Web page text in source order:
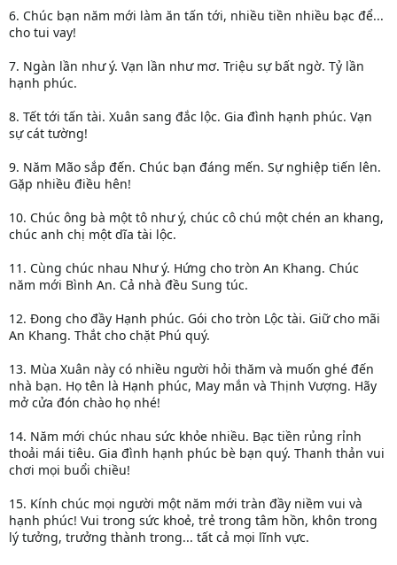
6. Chúc bạn năm mới làm ăn tấn tới, nhiều tiền nhiều bạc để...
cho tui vay!
7. Ngàn lần như ý. Vạn lần như mơ. Triệu sự bất ngờ. Tỷ lần
hạnh phúc.
8. Tết tới tấn tài. Xuân sang đắc lộc. Gia đình hạnh phúc. Vạn
sự cát tường!
9. Năm Mão sắp đến. Chúc bạn đáng mến. Sự nghiệp tiến lên.
Gặp nhiều điều hên!
10. Chúc ông bà một tô như ý, chúc cô chú một chén an khang,
chúc anh chị một dĩa tài lộc.
11. Cùng chúc nhau Như ý. Hứng cho tròn An Khang. Chúc
năm mới Bình An. Cả nhà đều Sung túc.
12. Đong cho đầy Hạnh phúc. Gói cho tròn Lộc tài. Giữ cho mãi
An Khang. Thắt cho chặt Phú quý.
13. Mùa Xuân này có nhiều người hỏi thăm và muốn ghé đến
nhà bạn. Họ tên là Hạnh phúc, May mắn và Thịnh Vượng. Hãy
mở cửa đón chào họ nhé!
14. Năm mới chúc nhau sức khỏe nhiều. Bạc tiền rủng rỉnh
thoải mái tiêu. Gia đình hạnh phúc bè bạn quý. Thanh thản vui
chơi mọi buổi chiều!
15. Kính chúc mọi người một năm mới tràn đầy niềm vui và
hạnh phúc! Vui trong sức khoẻ, trẻ trong tâm hồn, khôn trong
lý tưởng, trưởng thành trong... tất cả mọi lĩnh vực.